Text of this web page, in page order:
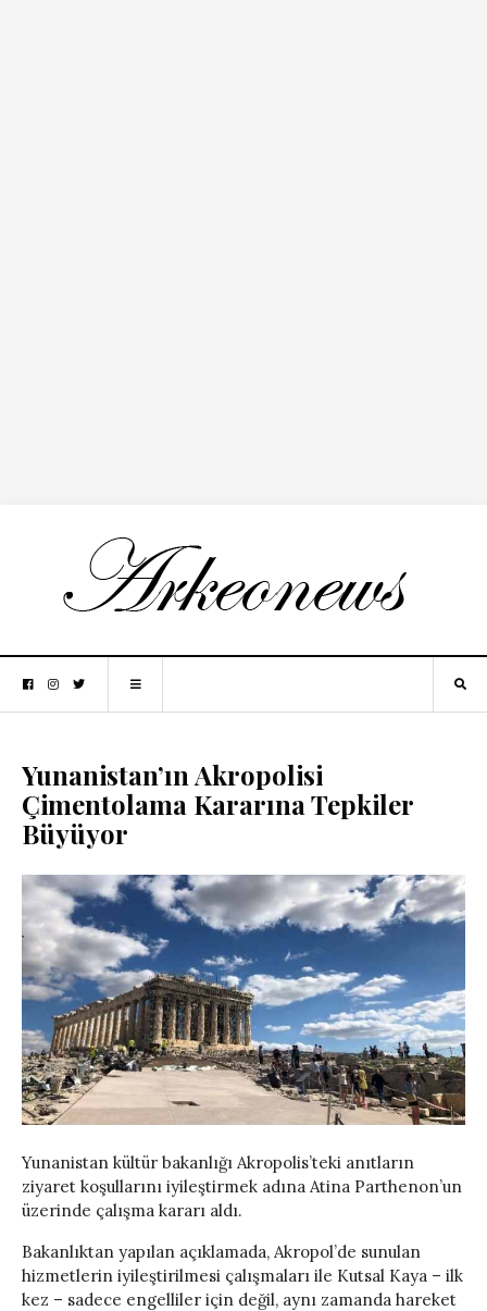
Yunanistan’ın Akropolisi
Çimentolama Kararına Tepkiler
Büyüyor
Yunanistan kültür bakanlığı Akropolis’teki anıtların
ziyaret koşullarını iyileştirmek adına Atina Parthenon’un
üzerinde çalışma kararı aldı.
Bakanlıktan yapılan açıklamada, Akropol’de sunulan
hizmetlerin iyileştirilmesi çalışmaları ile Kutsal Kaya – ilk
kez – sadece engelliler için değil, aynı zamanda hareket